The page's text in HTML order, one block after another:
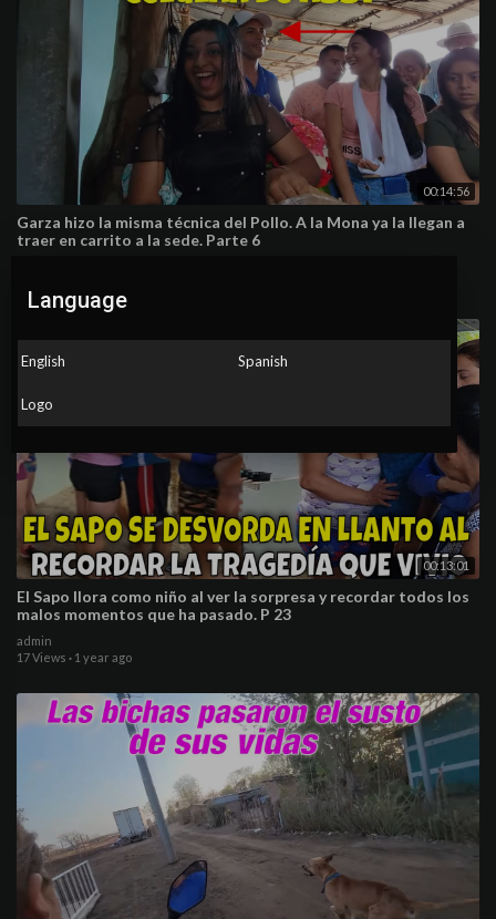
00:14:56
Garza hizo la misma técnica del Pollo. A la Mona ya la llegan a
traer en carrito a la sede. Parte 6
00:13:01
El Sapo llora como niño al ver la sorpresa y recordar todos los
malos momentos que ha pasado. P 23
admin
17 Views · 1 year ago
Language
English Spanish
Logo